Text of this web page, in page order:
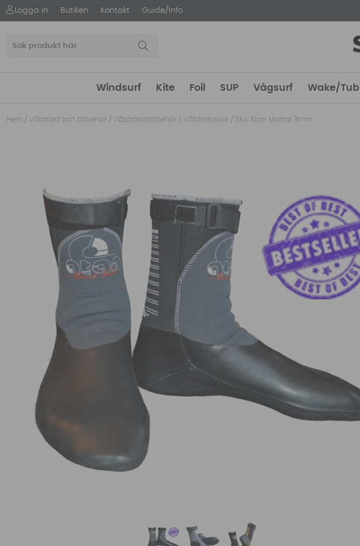
Logga in Butiken Kontakt Guide/Info
Windsurf Kite Foil SUP Vågsurf Wake/Tub
Hem / Våtdräkt och tillbehör / Våtdräktstillbehör / Våtdräktskor / Sko Atan Mistral 3mm